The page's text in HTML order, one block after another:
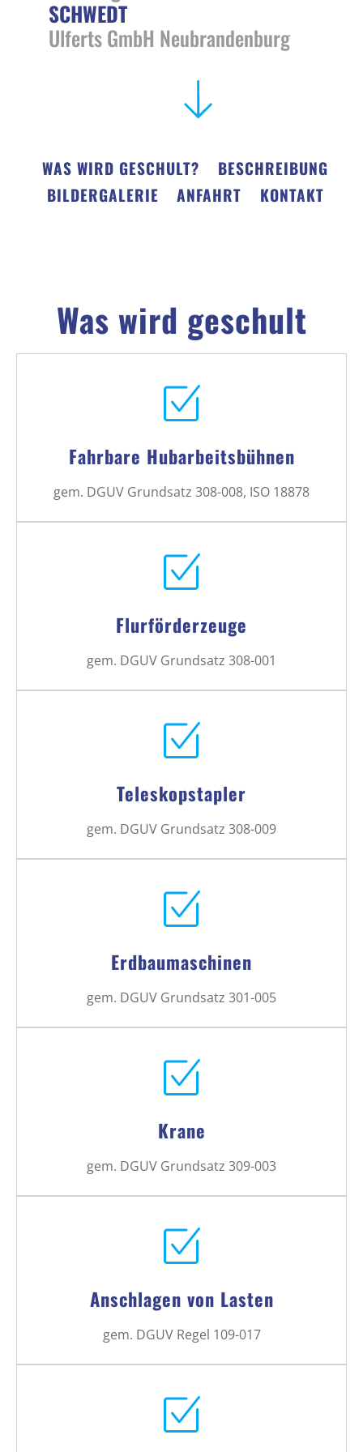
SCHWEDT
Ulferts GmbH Neubrandenburg
WAS WIRD GESCHULT?
BESCHREIBUNG
BILDERGALERIE
ANFAHRT KONTAKT
Was wird geschult
Fahrbare Hubarbeitsbühnen
gem. DGUV Grundsatz 308-008, ISO 18878
Flurförderzeuge
gem. DGUV Grundsatz 308-001
Teleskopstapler
gem. DGUV Grundsatz 308-009
Erdbaumaschinen
gem. DGUV Grundsatz 301-005
Krane
gem. DGUV Grundsatz 309-003
Anschlagen von Lasten
gem. DGUV Regel 109-017